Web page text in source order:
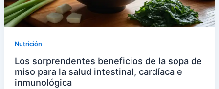
Nutrición
Los sorprendentes beneficios de la sopa de
miso para la salud intestinal, cardíaca e
inmunológica